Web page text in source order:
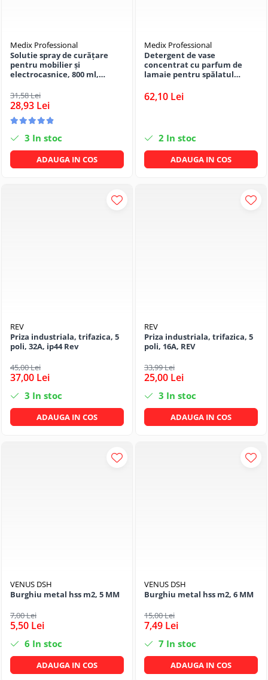
Medix Professional
Solutie spray de curățare
pentru mobilier și
electrocasnice, 800 ml,
31,58 Lei
28,93 Lei
3 In stoc
ADAUGA IN COS
Medix Professional
Detergent de vase
concentrat cu parfum de
lamaie pentru spălatul
ingredient antibacterian, 5
litrii, Medix Professional
62,10 Lei
2 In stoc
ADAUGA IN COS
REV
Priza industriala, trifazica, 5
poli, 32A, ip44 Rev
45,00 Lei
37,00 Lei
3 In stoc
ADAUGA IN COS
REV
Priza industriala, trifazica, 5
poli, 16A, REV
33,99 Lei
25,00 Lei
3 In stoc
ADAUGA IN COS
VENUS DSH
Burghiu metal hss m2, 5 MM
7,00 Lei
5,50 Lei
6 In stoc
ADAUGA IN COS
VENUS DSH
Burghiu metal hss m2, 6 MM
15,00 Lei
7,49 Lei
7 In stoc
ADAUGA IN COS